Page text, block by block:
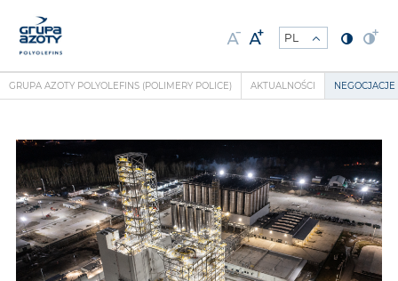
GRUPA AZOTY POLYOLEFINS (POLIMERY POLICE) AKTUALNOŚCI